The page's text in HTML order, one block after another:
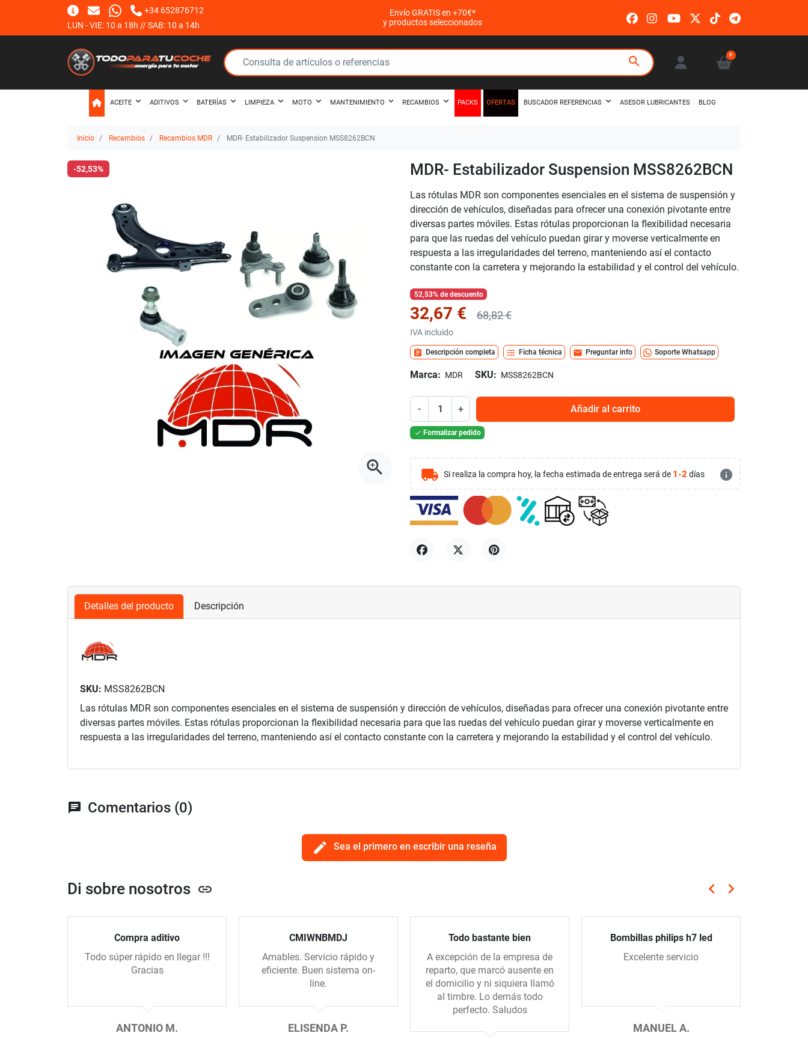
+34 652876712
LUN - VIE: 10 a 18h // SAB: 10 a 14h
Envío GRATIS en +70€*
y productos seleccionados
search 0
ACEITE ADITIVOS BATERÍAS LIMPIEZA MOTO MANTENIMIENTO RECAMBIOS PACKS OFERTAS BUSCADOR REFERENCIAS ASESOR LUBRICANTES BLOG
Inicio Recambios Recambios MDR MDR- Estabilizador Suspension MSS8262BCN
-52,53%
zoom_in
MDR- Estabilizador Suspension MSS8262BCN
Las rótulas MDR son componentes esenciales en el sistema de suspensión y
dirección de vehículos, diseñadas para ofrecer una conexión pivotante entre
diversas partes móviles. Estas rótulas proporcionan la flexibilidad necesaria
para que las ruedas del vehículo puedan girar y moverse verticalmente en
respuesta a las irregularidades del terreno, manteniendo así el contacto
constante con la carretera y mejorando la estabilidad y el control del vehículo.
52,53% de descuento
32,67 € 68,82 €
IVA incluido
assignment Descripción completa format_list_bulleted Ficha técnica mail Preguntar info Soporte Whatsapp
Marca: MDR SKU: MSS8262BCN
- + Añadir al carrito
 Formalizar pedido
local_shipping Si realiza la compra hoy, la fecha estimada de entrega será de 1-2 días info
Detalles del producto Descripción
SKU: MSS8262BCN
Las rótulas MDR son componentes esenciales en el sistema de suspensión y dirección de vehículos, diseñadas para ofrecer una conexión pivotante entre
diversas partes móviles. Estas rótulas proporcionan la flexibilidad necesaria para que las ruedas del vehículo puedan girar y moverse verticalmente en
respuesta a las irregularidades del terreno, manteniendo así el contacto constante con la carretera y mejorando la estabilidad y el control del vehículo.
chat Comentarios (0)
edit Sea el primero en escribir una reseña
Di sobre nosotros link Anterior
keyboard_arrow_left Siguiente
keyboard_arrow_right
Compra aditivo
Todo súper rápido en llegar !!!
Gracias
ANTONIO M.
CMIWNBMDJ
Amables. Servicio rápido y
eficiente. Buen sistema on-
line.
ELISENDA P.
Todo bastante bien
A excepción de la empresa de
reparto, que marcó ausente en
el domicilio y ni siquiera llamó
al timbre. Lo demás todo
perfecto. Saludos
Bombillas philips h7 led
Excelente servicio
MANUEL A.